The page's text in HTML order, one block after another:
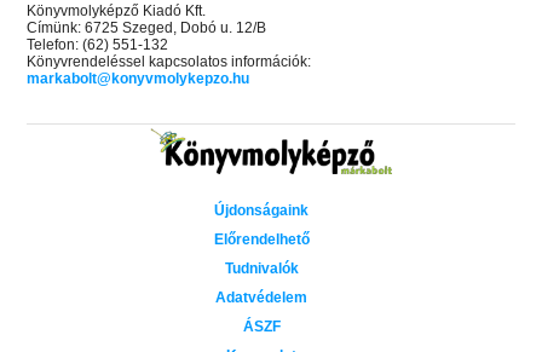
Könyvmolyképző Kiadó Kft.
Címünk: 6725 Szeged, Dobó u. 12/B
Telefon: (62) 551-132
Könyvrendeléssel kapcsolatos információk:
markabolt@konyvmolykepzo.hu
Újdonságaink
Előrendelhető
Tudnivalók
Adatvédelem
ÁSZF